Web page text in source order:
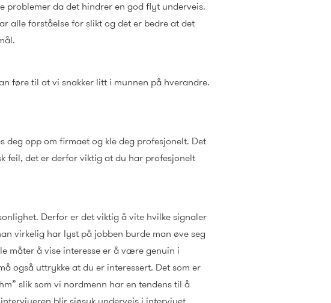
problemer da det hindrer en god flyt underveis.
alle forståelse for slikt og det er bedre at det
føre til at vi snakker litt i munnen på hverandre.
opp om firmaet og kle deg profesjonelt. Det
feil, det er derfor viktig at du har profesjonelt
Derfor er det viktig å vite hvilke signaler
virkelig har lyst på jobben burde man øve seg
måter å vise interesse er å være genuin i
også uttrykke at du er interessert. Det som er
slik som vi nordmenn har en tendens til å